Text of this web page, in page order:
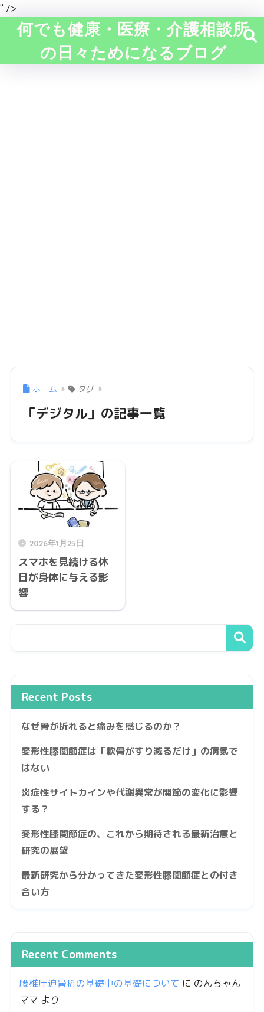
" />
何でも健康・医療・介護相談所
の日々ためになるブログ
ホーム タグ
「デジタル」の記事一覧
2026年1月25日
スマホを見続ける休
日が身体に与える影
響
Recent Posts
なぜ骨が折れると痛みを感じるのか？
変形性膝関節症は「軟骨がすり減るだけ」の病気で
はない
炎症性サイトカインや代謝異常が関節の変化に影響
する？
変形性膝関節症の、これから期待される最新治療と
研究の展望
最新研究から分かってきた変形性膝関節症との付き
合い方
Recent Comments
腰椎圧迫骨折の基礎中の基礎について に のんちゃん
ママ より